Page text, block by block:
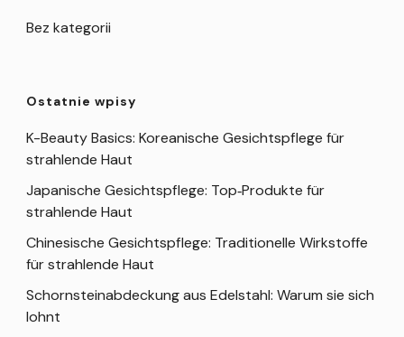
Bez kategorii
Ostatnie wpisy
K-Beauty Basics: Koreanische Gesichtspflege für
strahlende Haut
Japanische Gesichtspflege: Top‑Produkte für
strahlende Haut
Chinesische Gesichtspflege: Traditionelle Wirkstoffe
für strahlende Haut
Schornsteinabdeckung aus Edelstahl: Warum sie sich
lohnt